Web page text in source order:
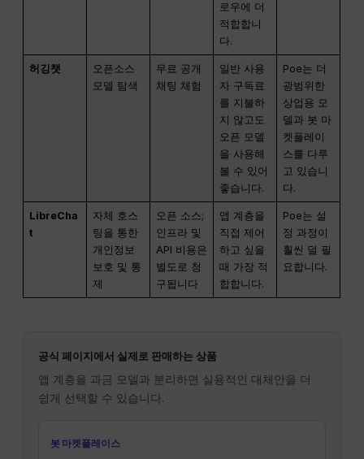
로우에 더
적합합니
다.
허깅챗
오픈소스
모델 탐색
무료 공개
채팅 체험
일반 사용
자 구독료
를 지불하
지 않고도
오픈 모델
을 사용해
볼 수 있어
좋습니다.
Poe는 더
광범위한
상업용 모
델과 봇 마
켓플레이
스를 다루
고 있습니
다.
LibreCha
t
자체 호스
팅을 통한
개인정보
보호 및 통
제
오픈 소스;
인프라 및
API 비용은
별도로 청
구됩니다
앱 계층을
직접 제어
하고 싶을
때 가장 적
합합니다.
Poe는 설
정 과정이
훨씬 덜 필
요합니다.
공식 페이지에서 실제로 판매하는 상품
앱 계층을 과금 모델과 분리하면 실용적인 대체안을 더
쉽게 선택할 수 있습니다.
봇 마켓플레이스